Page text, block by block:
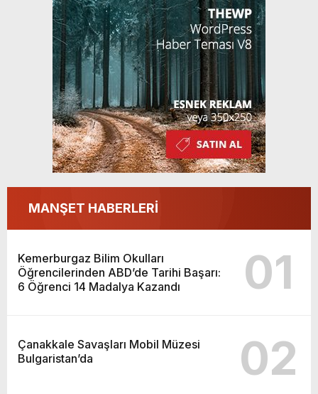
MANŞET HABERLERİ
Kemerburgaz Bilim Okulları
Öğrencilerinden ABD’de Tarihi Başarı:
6 Öğrenci 14 Madalya Kazandı
01
Çanakkale Savaşları Mobil Müzesi
Bulgaristan’da
02